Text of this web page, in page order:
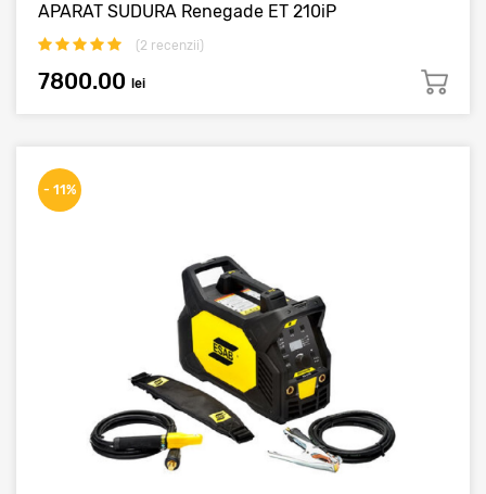
APARAT SUDURA Renegade ET 210iP
(2 recenzii)
7800.00 lei
- 11%